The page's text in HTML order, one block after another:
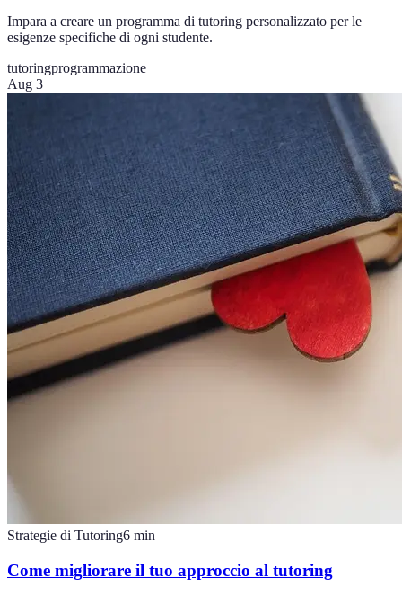
Impara a creare un programma di tutoring personalizzato per le
esigenze specifiche di ogni studente.
tutoringprogrammazione
Aug 3
Strategie di Tutoring6 min
Come migliorare il tuo approccio al tutoring